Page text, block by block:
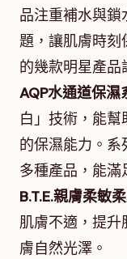
品注重補水與鎖
題，讓肌膚時刻
的幾款明星產品
AQP水通道保濕
白」技術，能
的保濕能力。
多種產品，能滿
B.T.E.親膚柔敏
肌膚不適，提升
膚自然光澤。